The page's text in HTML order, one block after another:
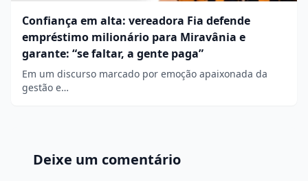
Confiança em alta: vereadora Fia defende
empréstimo milionário para Miravânia e
garante: “se faltar, a gente paga”
Em um discurso marcado por emoção apaixonada da
gestão e…
Deixe um comentário